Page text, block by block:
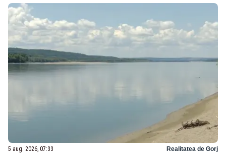
5 aug. 2026, 07:33 Realitatea de Gorj